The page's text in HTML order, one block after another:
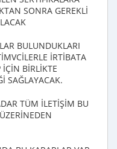
SONRA GEREKLİ
BULUNDUKLARI
İRTİBATA
İÇİN BİRLİKTE
SAĞLAYACAK.
TÜM İLETİŞİM BU